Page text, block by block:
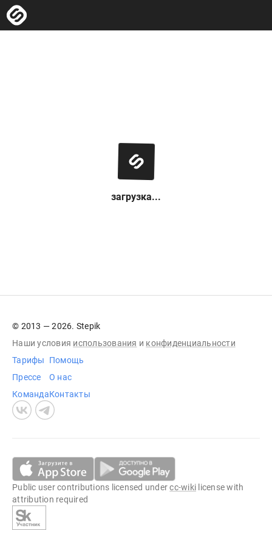
загрузка...
© 2013 — 2026. Stepik
Наши условия использования и конфиденциальности
Тарифы
Прессе
Команда
Помощь
О нас
Контакты
Public user contributions licensed undercc-wiki license with
attribution required